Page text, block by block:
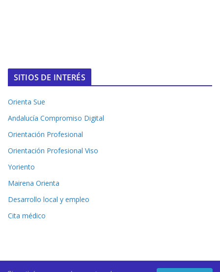
SITIOS DE INTERÉS
Orienta Sue
Andalucía Compromiso Digital
Orientación Profesional
Orientación Profesional Viso
Yoriento
Mairena Orienta
Desarrollo local y empleo
Cita médico